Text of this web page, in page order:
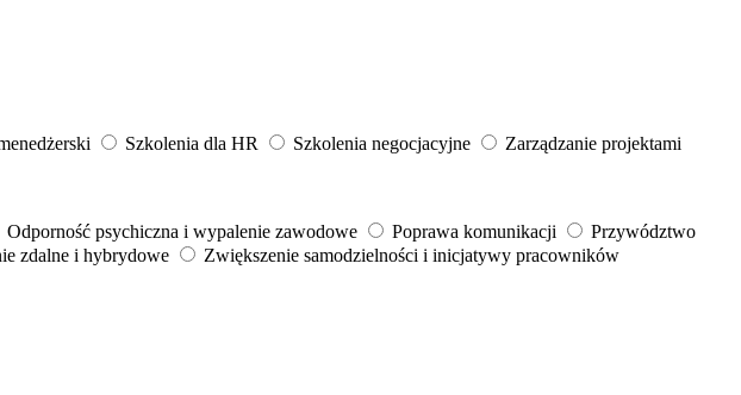
Szkolenia dla HR Szkolenia negocjacyjne
Zarządzanie projektami
Odporność psychiczna i wypalenie zawodowe Poprawa komunikacji
Przywództwo
zdalne i hybrydowe
Zwiększenie samodzielności i inicjatywy pracowników